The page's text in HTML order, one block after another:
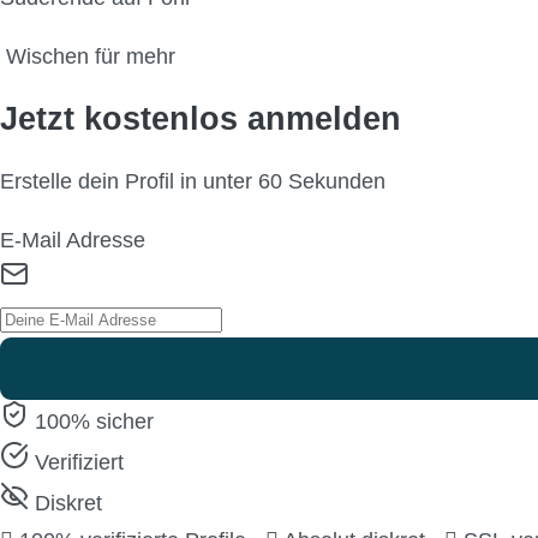
Wischen für mehr
Jetzt kostenlos anmelden
Erstelle dein Profil in unter 60 Sekunden
E-Mail Adresse
100% sicher
Verifiziert
Diskret